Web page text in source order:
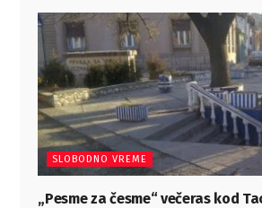
SLOBODNO VREME
„Pesme za česme“ večeras kod